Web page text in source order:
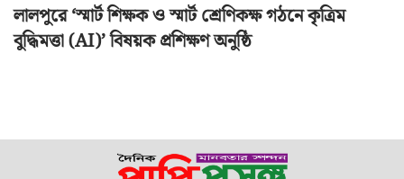
লালপুরে ‘স্মার্ট শিক্ষক ও স্মার্ট শ্রেণিকক্ষ গঠনে কৃত্রিম
বুদ্ধিমত্তা (AI)’ বিষয়ক প্রশিক্ষণ অনুষ্ঠি